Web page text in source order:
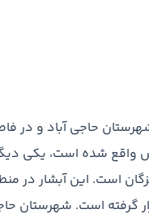
واقع شده است، یکی
است. این آبشار در
گرفته است. شهرستان